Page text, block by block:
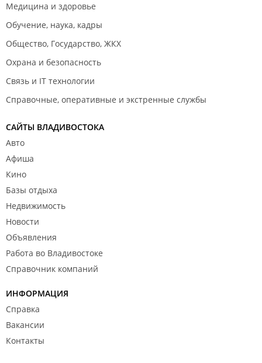
Медицина и здоровье
Обучение, наука, кадры
Общество, Государство, ЖКХ
Охрана и безопасность
Связь и IT технологии
Справочные, оперативные и экстренные службы
САЙТЫ ВЛАДИВОСТОКА
Авто
Афиша
Кино
Базы отдыха
Недвижимость
Новости
Объявления
Работа во Владивостоке
Справочник компаний
ИНФОРМАЦИЯ
Справка
Вакансии
Контакты